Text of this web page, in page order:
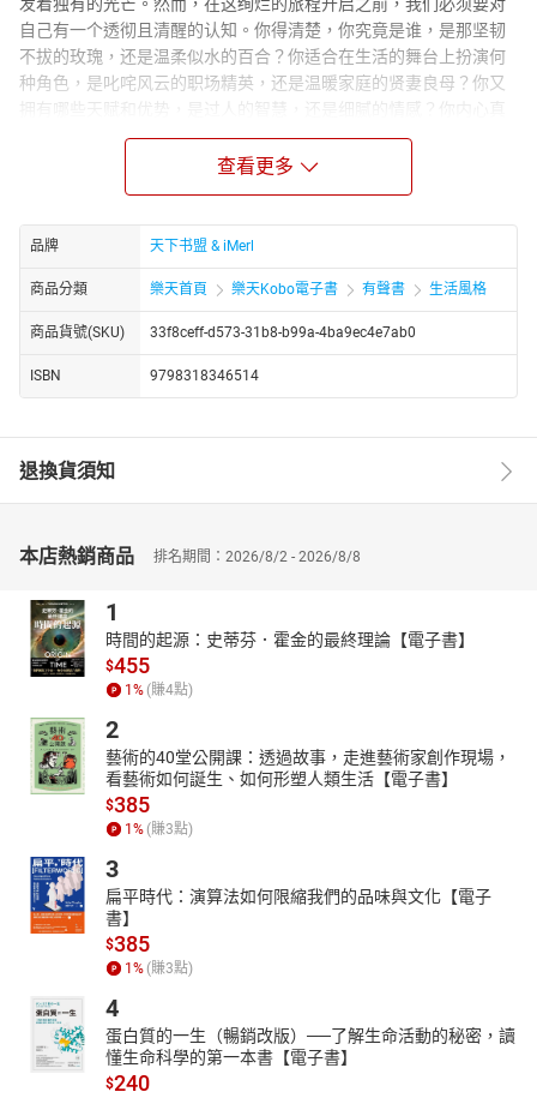
自己有一个透彻且清醒的认知。你得清楚，你究竟是谁，是那坚韧
不拔的玫瑰，还是温柔似水的百合？你适合在生活的舞台上扮演何
种角色，是叱咤风云的职场精英，还是温暖家庭的贤妻良母？你又
拥有哪些天赋和优势，是过人的智慧，还是细腻的情感？你内心真
正渴望的是什么，是事业的辉煌，还是家庭的温馨？你又该如何看
待自己，是自信满满，还是偶尔也会自我怀疑？
#女性定位# #自我认知# #人生航向# #现实清醒# #价值呼唤# #理
想擎起#
对于一个女人来说，了解自己就像是为人生点亮了一盏明灯，只有
照亮内心，才能更好地雕琢自己，让自己绽放出最耀眼的光彩。也
确的决定，从而更好地融入这个纷繁复杂的社会，看清社会的真实
自己编织的幻想世界里，以为生活会如自己所愿地发展，那么现实
定会给你沉重的一击。你会发现，梦想越是完美无瑕，现实就越是
心去聆听内心深处自我价值的呼唤；要肯定自我，用一颗不屈不挠
上迷失方向，误入歧途。
https://youtube.com/@tianxiagushi?si=ZstiltPoiwO0g4fT
http://www.youtube.com/channel/UC2yhCURng4uUj_phEqZwKig/
查看更多
品牌 天下书盟 & iMerl
商品分類 樂天首頁 樂天Kobo電子書 有聲書 生活風格
商品貨號(SKU) 33f8ceff-d573-31b8-b99a-4ba9ec4e7ab0
ISBN 9798318346514
退換貨須知
本店熱銷商品 排名期間：2026/8/2 - 2026/8/8
1
時間的起源：史蒂芬．霍金的最終理論【電子書】
$455
1 % (賺4點)
2
藝術的40堂公開課：透過故事，走進藝術家創作現場，
看藝術如何誕生、如何形塑人類生活【電子書】
$385
1 % (賺3點)
3
扁平時代：演算法如何限縮我們的品味與文化【電子
書】
$385
1 % (賺3點)
4
蛋白質的一生（暢銷改版）──了解生命活動的秘密，讀
懂生命科學的第一本書【電子書】
$240